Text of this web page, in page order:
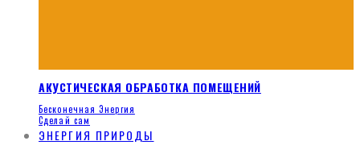
АКУСТИЧЕСКАЯ ОБРАБОТКА ПОМЕЩЕНИЙ
Бесконечная Энергия
Сделай сам
ЭНЕРГИЯ ПРИРОДЫ